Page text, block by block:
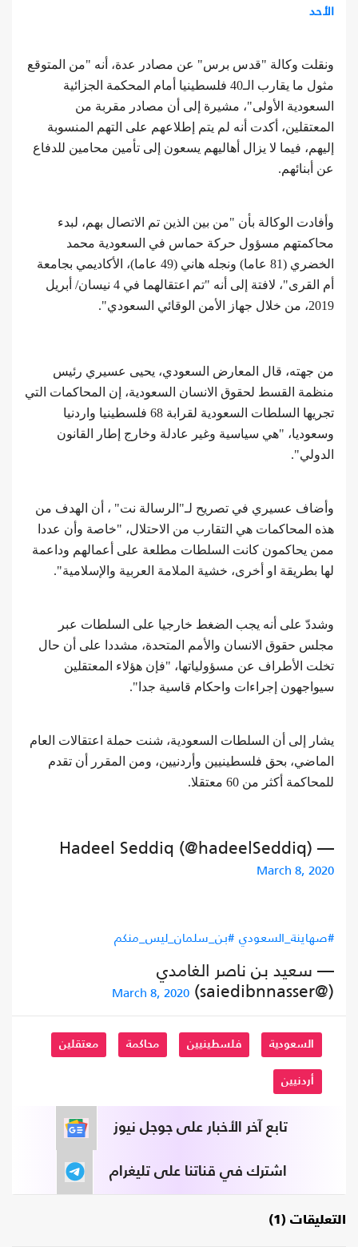
الأحد
ونقلت وكالة "قدس برس" عن مصادر عدة، أنه "من المتوقع
مثول ما يقارب الـ40 فلسطينيا أمام المحكمة الجزائية
السعودية الأولى"، مشيرة إلى أن مصادر مقربة من
المعتقلين، أكدت أنه لم يتم إطلاعهم على التهم المنسوبة
إليهم، فيما لا يزال أهاليهم يسعون إلى تأمين محامين للدفاع
عن أبنائهم.
وأفادت الوكالة بأن "من بين الذين تم الاتصال بهم، لبدء
محاكمتهم مسؤول حركة حماس في السعودية محمد
الخضري (81 عاما) ونجله هاني (49 عاما)، الأكاديمي بجامعة
أم القرى"، لافتة إلى أنه "تم اعتقالهما في 4 نيسان/ أبريل
2019، من خلال جهاز الأمن الوقائي السعودي".
من جهته، قال المعارض السعودي، يحيى عسيري رئيس
منظمة القسط لحقوق الانسان السعودية، إن المحاكمات التي
تجريها السلطات السعودية لقرابة 68 فلسطينيا واردنيا
وسعوديا، "هي سياسية وغير عادلة وخارج إطار القانون
الدولي".
وأضاف عسيري في تصريح لـ"الرسالة نت" ، أن الهدف من
هذه المحاكمات هي التقارب من الاحتلال، "خاصة وأن عددا
ممن يحاكمون كانت السلطات مطلعة على أعمالهم وداعمة
لها بطريقة او أخرى، خشية الملامة العربية والإسلامية".
وشددّ على أنه يجب الضغط خارجيا على السلطات عبر
مجلس حقوق الانسان والأمم المتحدة، مشددا على أن حال
تخلت الأطراف عن مسؤولياتها، "فإن هؤلاء المعتقلين
سيواجهون إجراءات واحكام قاسية جدا".
يشار إلى أن السلطات السعودية، شنت حملة اعتقالات العام
الماضي، بحق فلسطينيين وأردنيين، ومن المقرر أن تقدم
للمحاكمة أكثر من 60 معتقلا.
— Hadeel Seddiq (@hadeelSeddiq)
March 8, 2020
#صهاينة_السعودي #بن_سلمان_ليس_منكم
— سعيد بن ناصر الغامدي
(@saiedibnnasser)
March 8, 2020
السعودية فلسطينيين محاكمة معتقلين
أردنيين
تابع آخر الأخبار على جوجل نيوز
اشترك في قناتنا على تليغرام
التعليقات (1)